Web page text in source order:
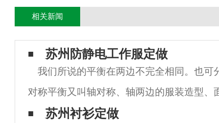
相关新闻
苏州防静电工作服定做
我们所说的平衡在两边不完全相同。也可
对称平衡又叫轴对称、轴两边的服装造型、
构、色彩等要素完全相同。对称平衡的设计
苏州衬衫定做